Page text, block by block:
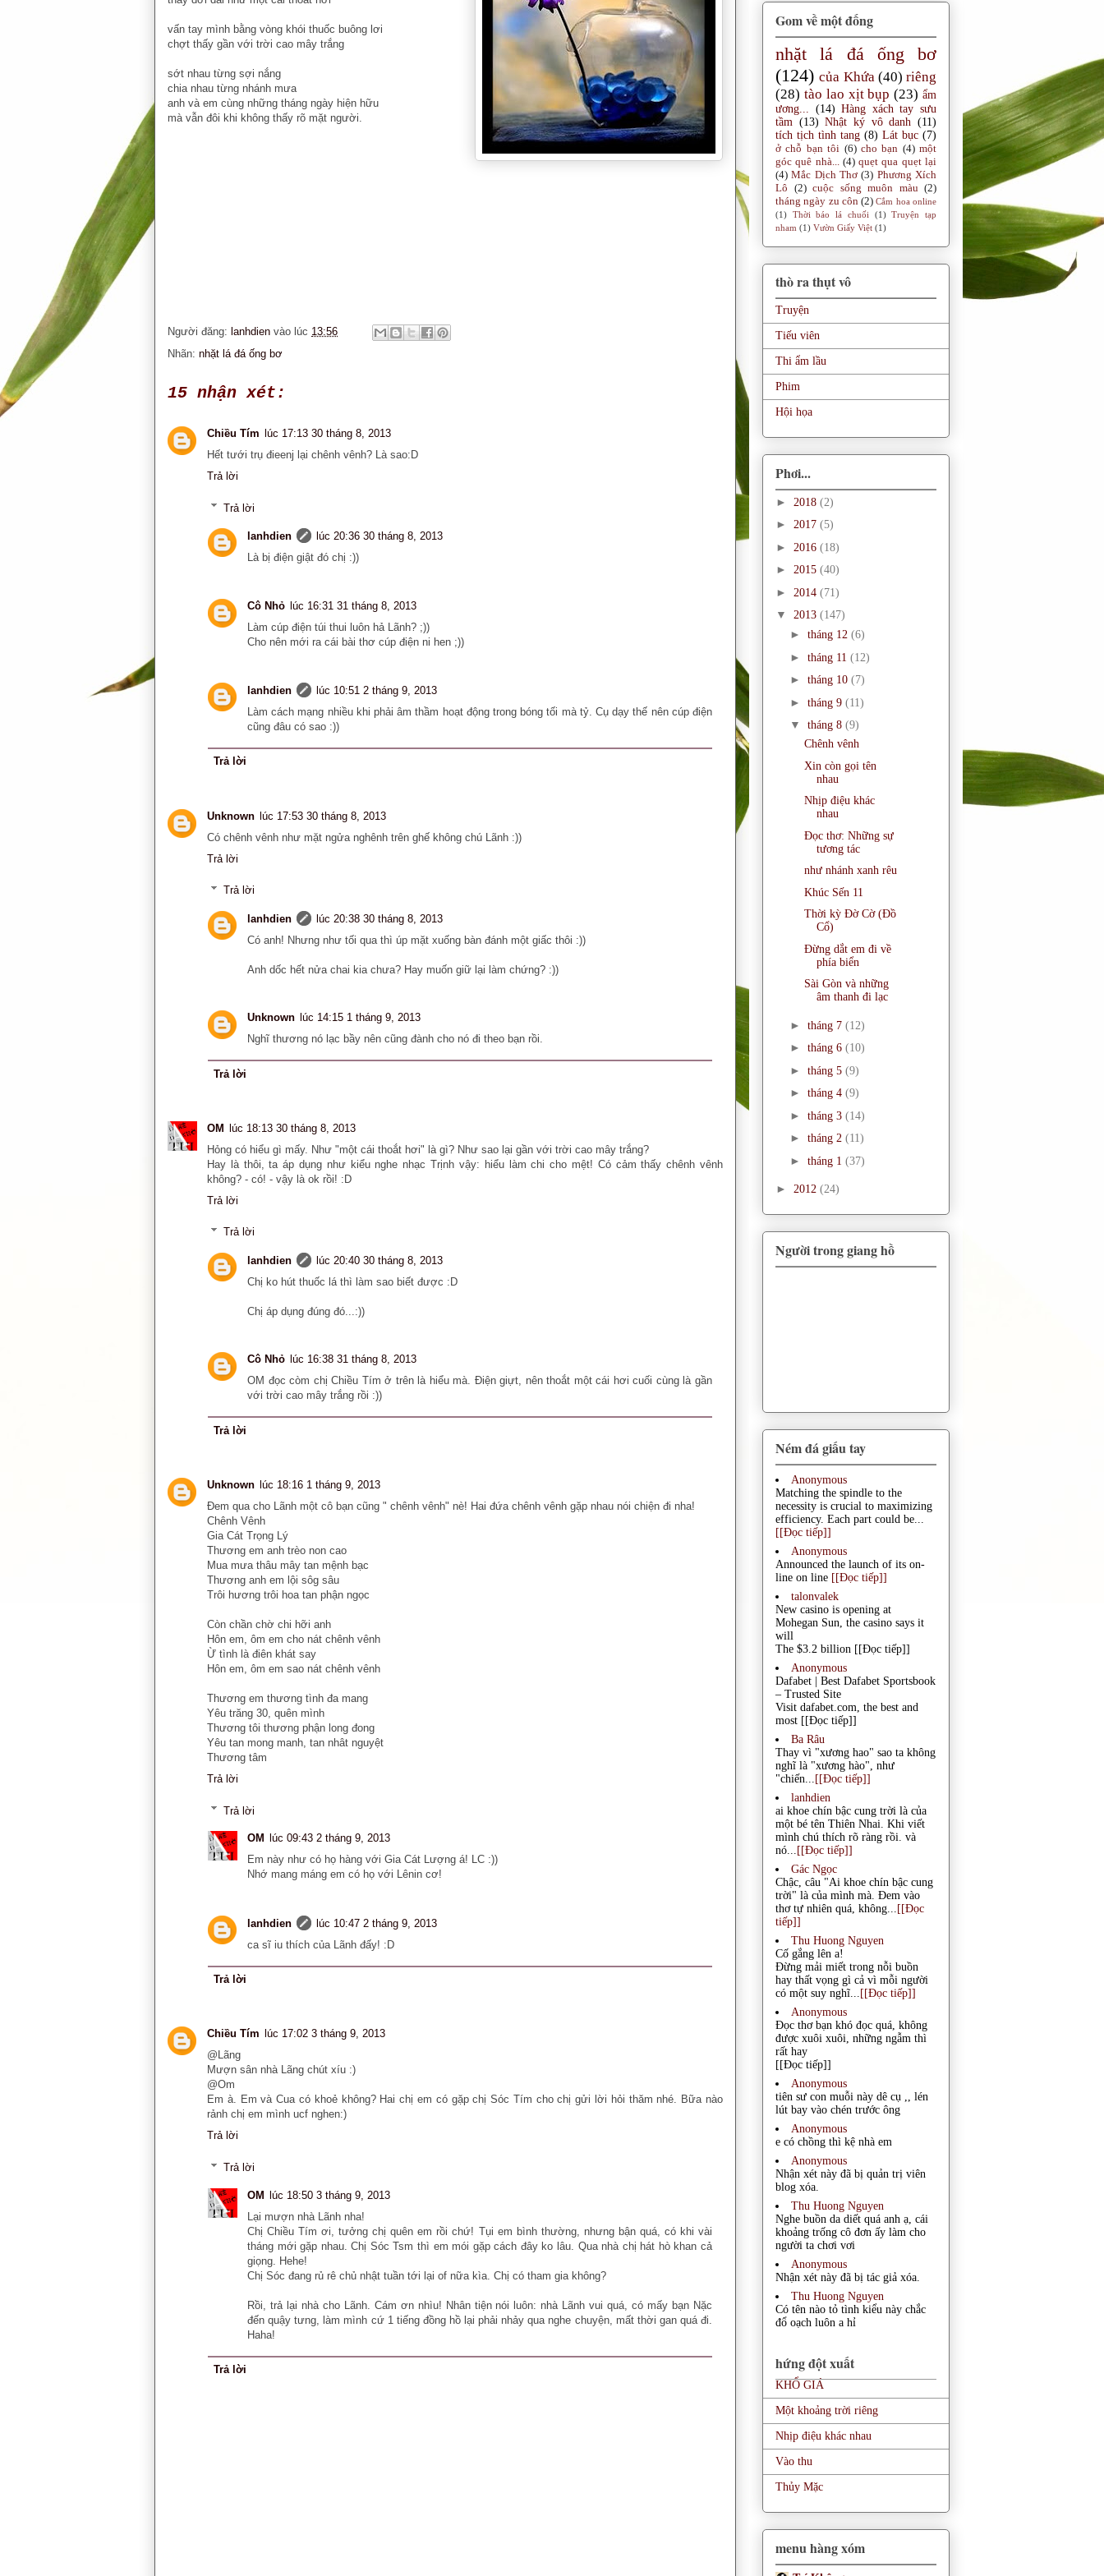
vấn tay mình bằng vòng khói thuốc buông lơi
chợt thấy gần với trời cao mây trắng
sớt nhau từng sợi nắng
chia nhau từng nhánh mưa
anh và em cùng những tháng ngày hiện hữu
mà vẫn đôi khi không thấy rõ mặt người.
Người đăng: lanhdien vào lúc 13:56
Nhãn: nhặt lá đá ống bơ
15 nhận xét:
Chiều Tím
lúc 17:13 30 tháng 8, 2013
Hết tưới trụ đieenj lại chênh vênh? Là sao:D
Trả lời
Trả lời
lanhdien
lúc 20:36 30 tháng 8, 2013
Là bị điện giật đó chị :))
Cô Nhỏ lúc 16:31 31 tháng 8, 2013
Làm cúp điện túi thui luôn hả Lãnh? ;))
Cho nên mới ra cái bài thơ cúp điện ni hen ;))
lanhdien
lúc 10:51 2 tháng 9, 2013
Làm cách mạng nhiều khi phải âm thầm hoạt động trong bóng tối mà tỷ. Cụ dạy thế nên cúp điện
cũng đâu có sao :))
Trả lời
Unknown lúc 17:53 30 tháng 8, 2013
Có chênh vênh như mặt ngửa nghênh trên ghế không chú Lãnh :))
Trả lời
Trả lời
lanhdien
lúc 20:38 30 tháng 8, 2013
Có anh! Nhưng như tối qua thì úp mặt xuống bàn đánh một giấc thôi :))
Anh dốc hết nửa chai kia chưa? Hay muốn giữ lại làm chứng? :))
Unknown lúc 14:15 1 tháng 9, 2013
Nghĩ thương nó lạc bầy nên cũng đành cho nó đi theo bạn rồi.
Trả lời
OM
lúc 18:13 30 tháng 8, 2013
Hỏng có hiểu gì mấy. Như "một cái thoắt hơi" là gì? Như sao lại gần với trời cao mây trắng?
Hay là thôi, ta áp dụng như kiểu nghe nhạc Trịnh vậy: hiểu làm chi cho mệt! Có cảm thấy chênh vênh
không? - có! - vậy là ok rồi! :D
Trả lời
Trả lời
lanhdien
lúc 20:40 30 tháng 8, 2013
Chị ko hút thuốc lá thì làm sao biết được :D
Chị áp dụng đúng đó...:))
Cô Nhỏ lúc 16:38 31 tháng 8, 2013
OM đọc còm chị Chiều Tím ở trên là hiểu mà. Điện giựt, nên thoắt một cái hơi cuối cùng là gần
với trời cao mây trắng rồi :))
Trả lời
Unknown lúc 18:16 1 tháng 9, 2013
Đem qua cho Lãnh một cô bạn cũng " chênh vênh" nè! Hai đứa chênh vênh gặp nhau nói chiện đi nha!
Chênh Vênh
Gia Cát Trọng Lý
Thương em anh trèo non cao
Mua mưa thâu mây tan mệnh bạc
Thương anh em lội sôg sâu
Trôi hương trôi hoa tan phận ngọc
Còn chần chờ chi hỡi anh
Hôn em, ôm em cho nát chênh vênh
Ừ tình là điên khát say
Hôn em, ôm em sao nát chênh vênh
Thương em thương tình đa mang
Yêu trăng 30, quên mình
Thương tôi thương phận long đong
Yêu tan mong manh, tan nhât nguyệt
Thương tâm
Trả lời
Trả lời
OM
lúc 09:43 2 tháng 9, 2013
Em này như có họ hàng với Gia Cát Lượng á! LC :))
Nhớ mang máng em có họ với Lênin cơ!
lanhdien
lúc 10:47 2 tháng 9, 2013
ca sĩ iu thích của Lãnh đấy! :D
Trả lời
Chiều Tím
lúc 17:02 3 tháng 9, 2013
@Lãng
Mượn sân nhà Lãng chút xíu :)
@Om
Em à. Em và Cua có khoẻ không? Hai chị em có gặp chị Sóc Tím cho chị gửi lời hỏi thăm nhé. Bữa nào
rảnh chị em mình ucf nghen:)
Trả lời
Trả lời
OM lúc 18:50 3 tháng 9, 2013
Lại mượn nhà Lãnh nha!
Chị Chiều Tím ơi, tưởng chị quên em rồi chứ! Tụi em bình thường, nhưng bận quá, có khi vài
tháng mới gặp nhau. Chị Sóc Tsm thì em mói gặp cách đây ko lâu. Qua nhà chị hát hò khan cả
giọng. Hehe!
Chị Sóc đang rủ rê chủ nhật tuần tới lại of nữa kìa. Chị có tham gia không?
Rồi, trả lại nhà cho Lãnh. Cám ơn nhìu! Nhân tiện nói luôn: nhà Lãnh vui quá, có mấy bạn Nặc
đến quậy tưng, làm mình cứ 1 tiếng đồng hồ lại phải nhảy qua nghe chuyện, mất thời gan quá đi.
Haha!
Trả lời
Gom về một đống
nhặt lá đá ống bơ
(124) của Khứa (40) riêng
(28) tào lao xịt bụp (23) ẩm
ương...
(14) Hàng xách tay sưu
tầm (13) Nhật ký vô danh
(11)
tích tịch tình tang (8) Lát bục (7)
ở chỗ bạn tôi (6) cho bạn (4) một
góc quê nhà...
(4) quẹt qua quẹt lại
(4) Mắc Dịch Thơ (3) Phương Xích
Lô
(2) cuộc sống muôn màu (2)
tháng ngày zu côn (2) Cắm hoa online
(1) Thời báo lá chuối (1) Truyện tạp
nham (1) Vườn Giấy Việt (1)
thò ra thụt vô
Truyện
Tiếu viên
Thi ẩm lầu
Phim
Hội họa
Phơi...
► 2018 (2)
► 2017 (5)
► 2016 (18)
► 2015 (40)
► 2014 (71)
▼ 2013 (147)
► tháng 12 (6)
► tháng 11 (12)
► tháng 10 (7)
► tháng 9 (11)
▼ tháng 8 (9)
Chênh vênh
Xin còn gọi tên
nhau
Nhịp điệu khác
nhau
Đọc thơ: Những sự
tương tác
như nhánh xanh rêu
Khúc Sến 11
Thời kỳ Đờ Cờ (Đồ
Cổ)
Đừng dắt em đi về
phía biển
Sài Gòn và những
âm thanh đi lạc
► tháng 7 (12)
► tháng 6 (10)
► tháng 5 (9)
► tháng 4 (9)
► tháng 3 (14)
► tháng 2 (11)
► tháng 1 (37)
► 2012 (24)
Người trong giang hồ
Ném đá giấu tay
Anonymous
Matching the spindle to the
necessity is crucial to maximizing
efficiency. Each part could be...
[[Đọc tiếp]]
Anonymous
Announced the launch of its on-
line on line [[Đọc tiếp]]
talonvalek
New casino is opening at
Mohegan Sun, the casino says it
will
The $3.2 billion [[Đọc tiếp]]
Anonymous
Dafabet | Best Dafabet Sportsbook
– Trusted Site
Visit dafabet.com, the best and
most [[Đọc tiếp]]
Ba Râu
Thay vì "xương hao" sao ta không
nghĩ là "xương hào", như
"chiến... [[Đọc tiếp]]
lanhdien
ai khoe chín bậc cung trời là của
một bé tên Thiên Nhai. Khi viết
mình chú thích rõ ràng rồi. và
nó... [[Đọc tiếp]]
Gác Ngọc
Chậc, câu "Ai khoe chín bậc cung
trời" là của mình mà. Đem vào
thơ tự nhiên quá, không... [[Đọc
tiếp]]
Thu Huong Nguyen
Cố gắng lên a!
Đừng mải miết trong nỗi buồn
hay thất vọng gì cả vì mỗi người
có một suy nghĩ... [[Đọc tiếp]]
Anonymous
Đọc thơ bạn khó đọc quá, không
được xuôi xuôi, những ngẫm thì
rất hay
[[Đọc tiếp]]
Anonymous
tiên sư con muỗi này dê cụ ,, lén
lút bay vào chén trước ông
Anonymous
e có chồng thì kệ nhà em
Anonymous
Nhận xét này đã bị quản trị viên
blog xóa.
Thu Huong Nguyen
Nghe buồn da diết quá anh ạ, cái
khoảng trống cô đơn ấy làm cho
người ta chơi vơi
Anonymous
Nhận xét này đã bị tác giả xóa.
Thu Huong Nguyen
Có tên nào tỏ tình kiểu này chắc
đổ oạch luôn a hỉ
hứng đột xuất
KHỔ GIÁ
Một khoảng trời riêng
Nhịp điệu khác nhau
Vào thu
Thủy Mặc
menu hàng xóm